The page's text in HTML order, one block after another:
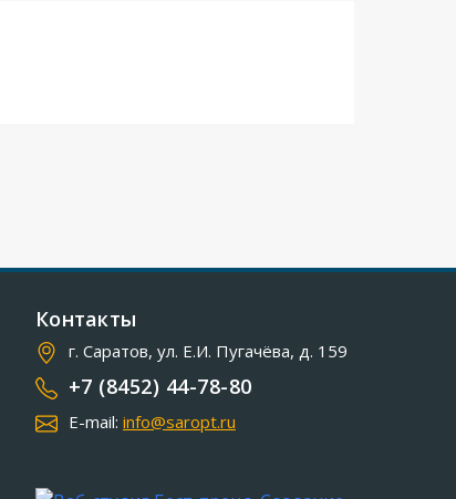
Контакты
г. Саратов, ул. Е.И. Пугачёва, д. 159
+7 (8452) 44-78-80
E-mail: info@saropt.ru